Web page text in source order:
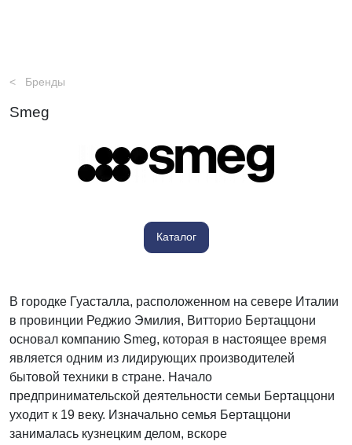
Бренды
Smeg
Каталог
В городке Гуасталла, расположенном на севере Италии
в провинции Реджио Эмилия, Витторио Бертаццони
основал компанию Smeg, которая в настоящее время
является одним из лидирующих производителей
бытовой техники в стране. Начало
предпринимательской деятельности семьи Бертаццони
уходит к 19 веку. Изначально семья Бертаццони
занималась кузнецким делом, вскоре